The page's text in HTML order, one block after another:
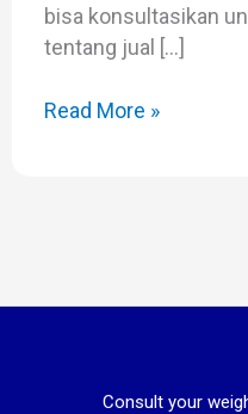
bisa konsultasikan
tentang jual […]
Read More »
Consult your